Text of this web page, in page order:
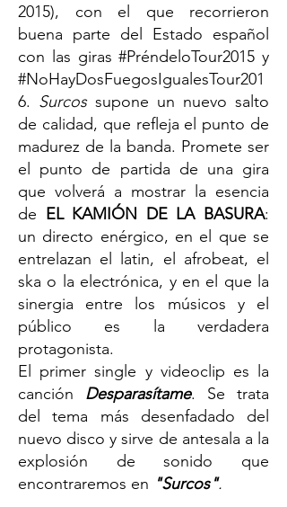
2015), con el que recorrieron
buena parte del Estado español
con las giras #PréndeloTour2015 y
#NoHayDosFuegosIgualesTour201
6. Surcossupone un nuevo salto
de calidad, que refleja el punto de
madurez de la banda. Promete ser
el punto de partida de una gira
que volverá a mostrar la esencia
de EL KAMIÓN DE LA BASURA:
un directo enérgico, en el que se
entrelazan el latin, el afrobeat, el
ska o la electrónica, y en el que la
sinergia entre los músicos y el
público es la verdadera
protagonista.
El primer single y videoclip es la
canción Desparasítame. Se trata
del tema más desenfadado del
nuevo disco y sirve de antesala a la
explosión de sonido que
encontraremos en "Surcos".